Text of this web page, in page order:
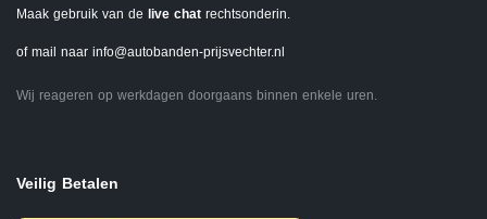
Maak gebruik van de live chat rechtsonderin.
of mail naar info@autobanden-prijsvechter.nl
Wij reageren op werkdagen doorgaans binnen enkele uren.
Veilig Betalen